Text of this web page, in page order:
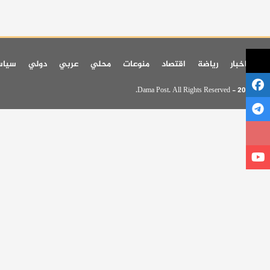
اخر اخبار رياضة اقتصاد منوعات محلي عربي دولي
© 2026 - Dama Post. All Rights Reserved.